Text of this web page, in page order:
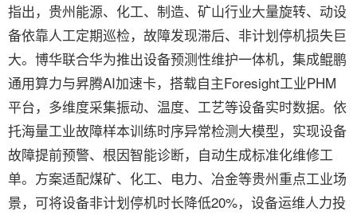
指出，贵州能源、化工、制造、矿山行业大量旋转、动设
备依靠人工定期巡检，故障发现滞后、非计划停机损失巨
大。博华联合华为推出设备预测性维护一体机，集成鲲鹏
通用算力与昇腾AI加速卡，搭载自主Foresight工业PHM
平台，多维度采集振动、温度、工艺等设备实时数据。依
托海量工业故障样本训练时序异常检测大模型，实现设备
故障提前预警、根因智能诊断，自动生成标准化维修工
单。方案适配煤矿、化工、电力、冶金等贵州重点工业场
景，可将设备非计划停机时长降低20%，设备运维人力投